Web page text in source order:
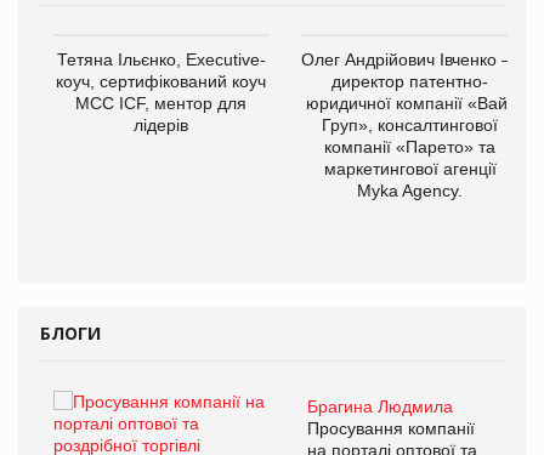
Тетяна Ільєнко, Executive-
коуч, сертифікований коуч
МСС ICF, ментор для
лідерів
Олег Андрійович Івченко —
директор патентно-
юридичної компанії «Вайз
Груп», консалтингової
компанії «Парето» та
маркетингової агенції
Myka Agency.
БЛОГИ
Брагина Людмила
Просування компанії
на порталі оптової та